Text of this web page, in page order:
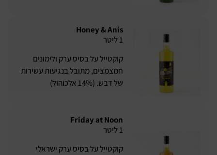
Honey & Anis
1 ליטר
קוקטייל על בסיס ערק ולימונים
חמצמצים, מתובל בנגיעות עשירות
של דבש. (14% אלכוהול)
Friday at Noon
1 ליטר
קוקטייל על בסיס ערק ישראלי